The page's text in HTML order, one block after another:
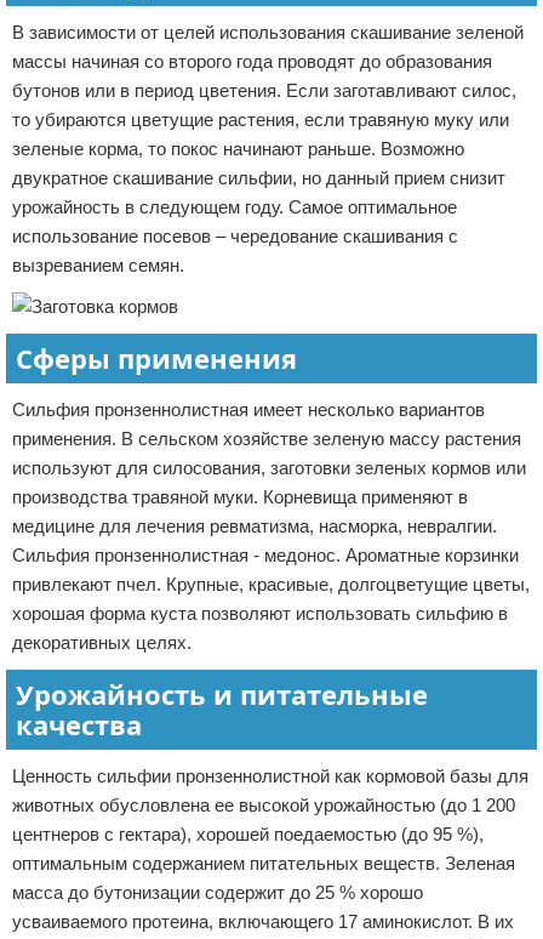
В зависимости от целей использования скашивание зеленой
массы начиная со второго года проводят до образования
бутонов или в период цветения. Если заготавливают силос,
то убираются цветущие растения, если травяную муку или
зеленые корма, то покос начинают раньше. Возможно
двукратное скашивание сильфии, но данный прием снизит
урожайность в следующем году. Самое оптимальное
использование посевов – чередование скашивания с
вызреванием семян.
Сферы применения
Сильфия пронзеннолистная имеет несколько вариантов
применения. В сельском хозяйстве зеленую массу растения
используют для силосования, заготовки зеленых кормов или
производства травяной муки. Корневища применяют в
медицине для лечения ревматизма, насморка, невралгии.
Сильфия пронзеннолистная - медонос. Ароматные корзинки
привлекают пчел. Крупные, красивые, долгоцветущие цветы,
хорошая форма куста позволяют использовать сильфию в
декоративных целях.
Урожайность и питательные
качества
Ценность сильфии пронзеннолистной как кормовой базы для
животных обусловлена ее высокой урожайностью (до 1 200
центнеров с гектара), хорошей поедаемостью (до 95 %),
оптимальным содержанием питательных веществ. Зеленая
масса до бутонизации содержит до 25 % хорошо
усваиваемого протеина, включающего 17 аминокислот. В их